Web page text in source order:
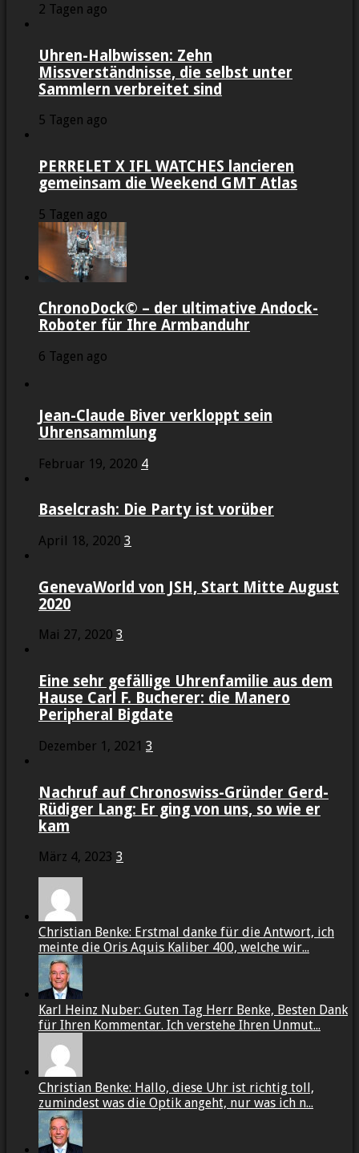
2 Tagen ago
Uhren-Halbwissen: Zehn
Missverständnisse, die selbst unter
Sammlern verbreitet sind
5 Tagen ago
PERRELET X IFL WATCHES lancieren
gemeinsam die Weekend GMT Atlas
5 Tagen ago
ChronoDock© – der ultimative Andock-
Roboter für Ihre Armbanduhr
6 Tagen ago
Jean-Claude Biver verkloppt sein
Uhrensammlung
Februar 19, 2020 4
Baselcrash: Die Party ist vorüber
April 18, 2020 3
GenevaWorld von JSH, Start Mitte August
2020
Mai 27, 2020 3
Eine sehr gefällige Uhrenfamilie aus dem
Hause Carl F. Bucherer: die Manero
Peripheral Bigdate
Dezember 1, 2021 3
Nachruf auf Chronoswiss-Gründer Gerd-
Rüdiger Lang: Er ging von uns, so wie er
kam
März 4, 2023 3
Christian Benke: Erstmal danke für die Antwort, ich
meinte die Oris Aquis Kaliber 400, welche wir...
Karl Heinz Nuber: Guten Tag Herr Benke, Besten Dank
für Ihren Kommentar. Ich verstehe Ihren Unmut...
Christian Benke: Hallo, diese Uhr ist richtig toll,
zumindest was die Optik angeht, nur was ich n...